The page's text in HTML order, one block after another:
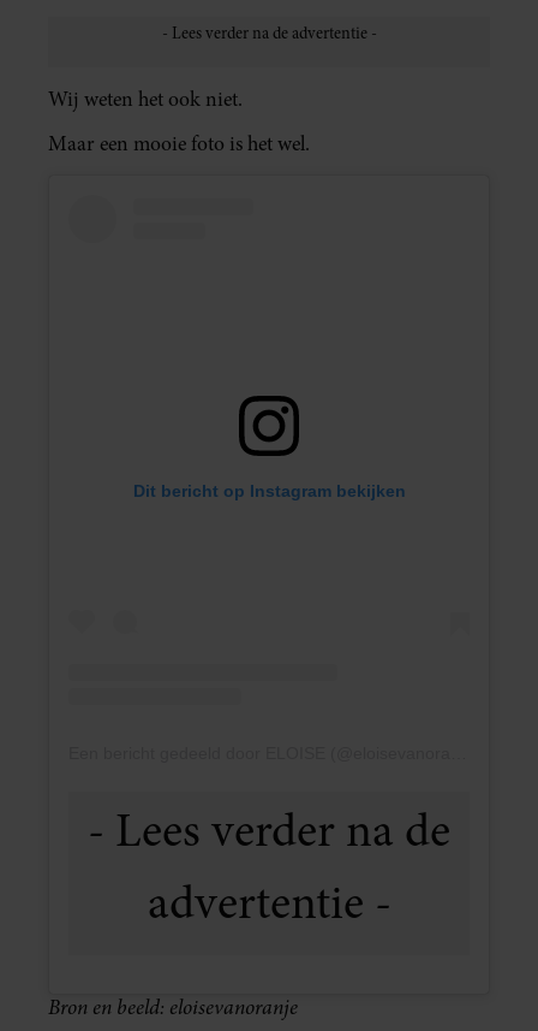
Wij weten het ook niet.
Maar een mooie foto is het wel.
Dit bericht op Instagram bekijken
Bron en beeld: eloisevanoranje